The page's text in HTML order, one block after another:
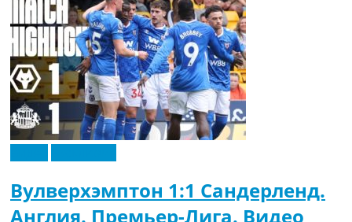
Вулверхэмптон 1:1 Сандерленд.
Англия. Премьер-Лига. Видео